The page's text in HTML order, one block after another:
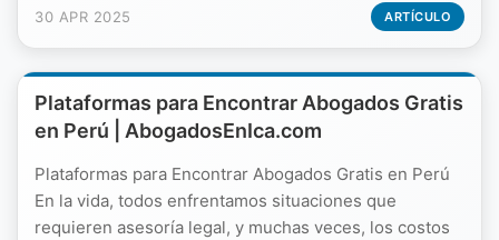
30 APR 2025 ARTÍCULO
Plataformas para Encontrar Abogados Gratis
en Perú | AbogadosEnIca.com
Plataformas para Encontrar Abogados Gratis en Perú
En la vida, todos enfrentamos situaciones que
requieren asesoría legal, y muchas veces, los costos